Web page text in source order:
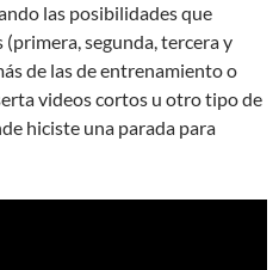
las posibilidades que
segunda, tercera y
de las de entrenamiento o
videos cortos u otro tipo de
hiciste una parada para